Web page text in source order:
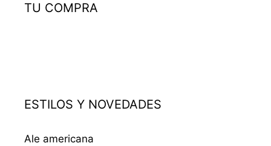
TU COMPRA
ESTILOS Y NOVEDADES
Ale americana